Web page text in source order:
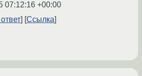
07:12:16 +00:00
Ссылка